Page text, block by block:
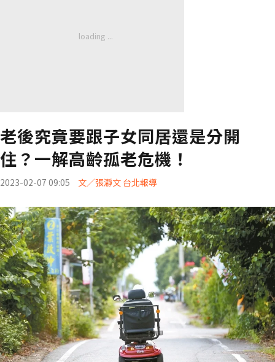
老後究竟要跟子女同居還是分開
住？一解高齡孤老危機！
2023-02-07 09:05 文／張瀞文 台北報導